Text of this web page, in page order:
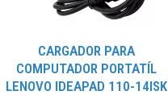
CARGADOR PARA
COMPUTADOR PORTATÍL
LENOVO IDEAPAD 110-14ISK